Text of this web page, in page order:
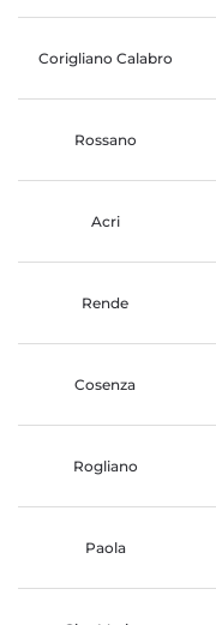
Corigliano Calabro
Rossano
Acri
Rende
Cosenza
Rogliano
Paola